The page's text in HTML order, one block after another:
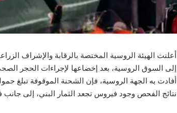
أعلنت الهيئة الروسية المختصة بالرقابة والإشراف
إلى السوق الروسية، بعد إخضاعها لإجراءات الحجر
نتائج الفحص وجود فيروس تجعد الثمار البني، إلى جانب